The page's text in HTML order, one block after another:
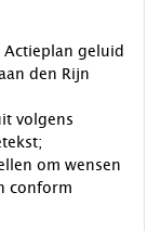
Actieplan geluid
den Rijn
volgens
om wensen
conform